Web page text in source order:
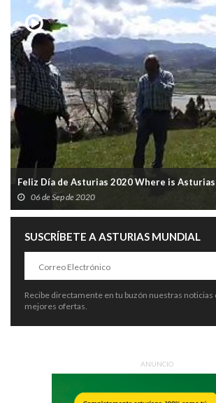
Feliz Día de Asturias 2020 Where is Asturias
06 de Sep de 2020
SUSCRÍBETE A ASTURIAS MUNDIAL
Recibe directamente en tu buzón nuestras noticias
mejores ofertas.
ANUNCIO